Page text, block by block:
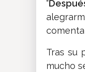
"
Tras su
mucho